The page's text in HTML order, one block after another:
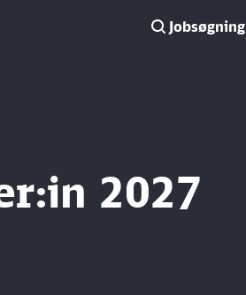
Jobsøgning
2027